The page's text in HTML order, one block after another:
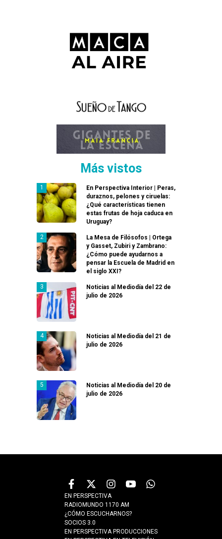
Más vistos
En Perspectiva Interior | Peras,
duraznos, pelones y ciruelas:
¿Qué características tienen
estas frutas de hoja caduca en
Uruguay?
La Mesa de Filósofos | Ortega
y Gasset, Zubiri y Zambrano:
¿Cómo puede ayudarnos a
pensar la Escuela de Madrid en
el siglo XXI?
Noticias al Mediodía del 22 de
julio de 2026
Noticias al Mediodía del 21 de
julio de 2026
Noticias al Mediodía del 20 de
julio de 2026
EN PERSPECTIVA
RADIOMUNDO 1170 AM
¿CÓMO ESCUCHARNOS?
SOCIOS 3.0
EN PERSPECTIVA PRODUCCIONES